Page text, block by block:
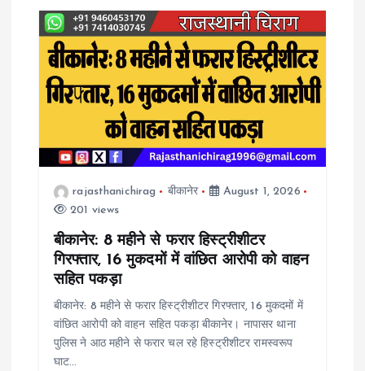
a
rajasthanichirag बीकानेर
August 1, 2026
201 views
बीकानेर: 8 महीने से फरार हिस्ट्रीशीटर
गिरफ्तार, 16 मुकदमों में वांछित आरोपी को वाहन
सहित पकड़ा
बीकानेर: 8 महीने से फरार हिस्ट्रीशीटर गिरफ्तार, 16 मुकदमों में
वांछित आरोपी को वाहन सहित पकड़ा बीकानेर। नापासर थाना
पुलिस ने आठ महीने से फरार चल रहे हिस्ट्रीशीटर रामस्वरूप
घाट…